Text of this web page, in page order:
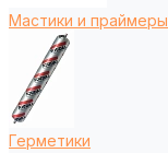
Мастики и праймеры
Герметики